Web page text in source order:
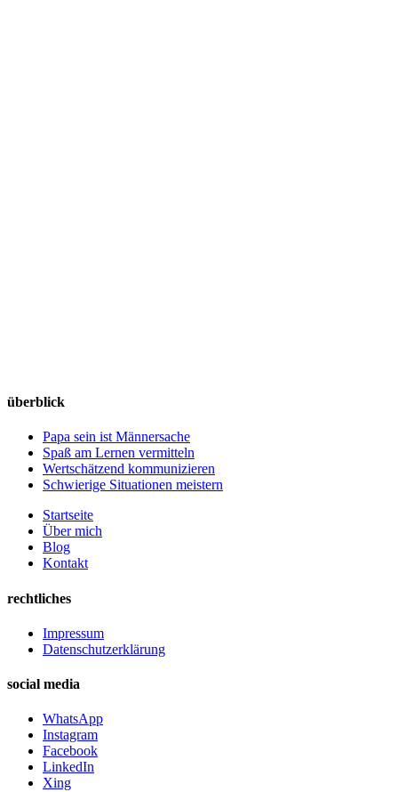
überblick
Papa sein ist Männersache
Spaß am Lernen vermitteln
Wertschätzend kommunizieren
Schwierige Situationen meistern
Startseite
Über mich
Blog
Kontakt
rechtliches
Impressum
Datenschutzerklärung
social media
WhatsApp
Instagram
Facebook
LinkedIn
Xing